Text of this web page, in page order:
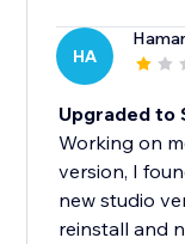
HA
Upgraded to
Working on
version, I
new studio
reinstall and